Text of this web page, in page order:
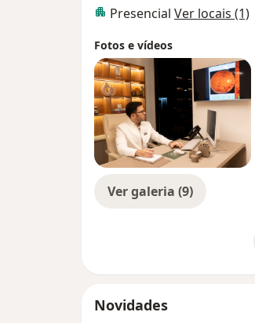
Presencial Ver locais (1)
Fotos e vídeos
Ver galeria (9)
Novidades